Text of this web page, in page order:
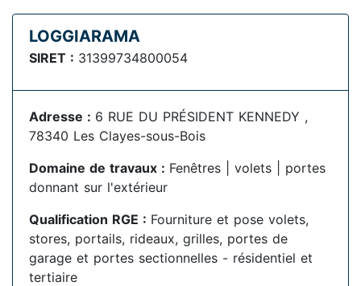
LOGGIARAMA
SIRET : 31399734800054
Adresse : 6 RUE DU PRÉSIDENT KENNEDY ,
78340 Les Clayes-sous-Bois
Domaine de travaux : Fenêtres | volets | portes
donnant sur l'extérieur
Qualification RGE : Fourniture et pose volets,
stores, portails, rideaux, grilles, portes de
garage et portes sectionnelles - résidentiel et
tertiaire